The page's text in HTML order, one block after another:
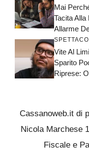
Mai
Tacita
Allarme
Vite Al
Sparito
Riprese:
Cassanoweb.it di
Nicola Marchese
Fiscale e